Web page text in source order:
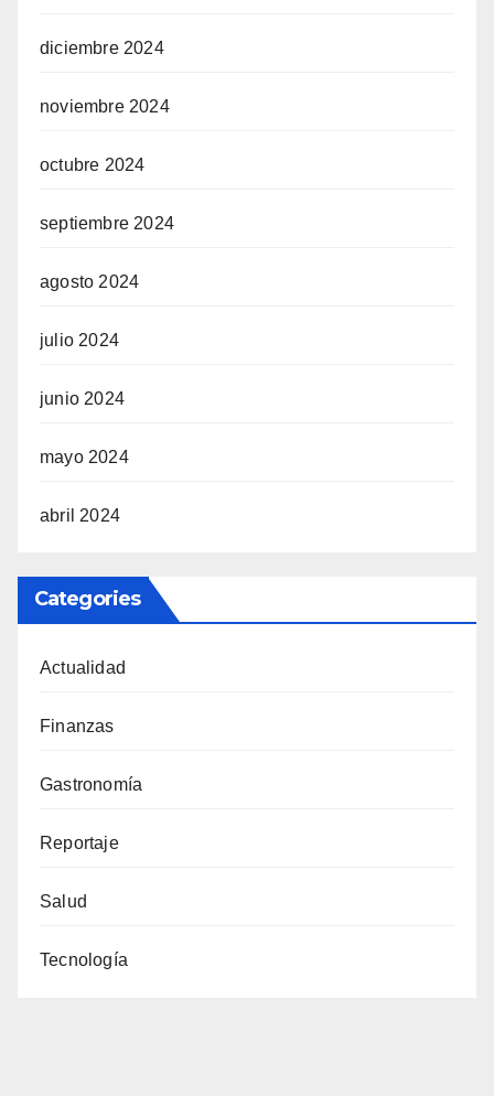
diciembre 2024
noviembre 2024
octubre 2024
septiembre 2024
agosto 2024
julio 2024
junio 2024
mayo 2024
abril 2024
Categories
Actualidad
Finanzas
Gastronomía
Reportaje
Salud
Tecnología